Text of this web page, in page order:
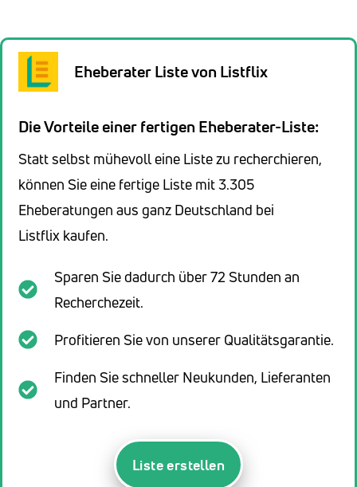
Eheberater Liste von Listflix
Die Vorteile einer fertigen Eheberater-Liste:
Statt selbst mühevoll eine Liste zu recherchieren,
können Sie eine fertige Liste mit 3.305
Eheberatungen aus ganz Deutschland bei
Listflix kaufen.
Sparen Sie dadurch über 72 Stunden an
Recherchezeit.
Profitieren Sie von unserer Qualitätsgarantie.
Finden Sie schneller Neukunden, Lieferanten
und Partner.
Liste erstellen